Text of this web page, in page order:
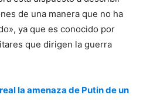
de una manera que no ha
ya que es conocido por
que dirigen la guerra
la amenaza de Putin de un